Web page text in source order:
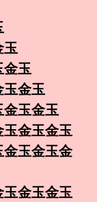
玉
金玉
玉金玉
金玉金玉
玉金玉金
金玉金玉